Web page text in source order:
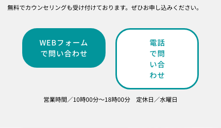
無料でカウンセリングも受け付けております。ぜひお申し込みください。
WEBフォーム
で問い合わせ
電話
で問
い合
わせ
営業時間／10時00分～18時00分 定休日／水曜日